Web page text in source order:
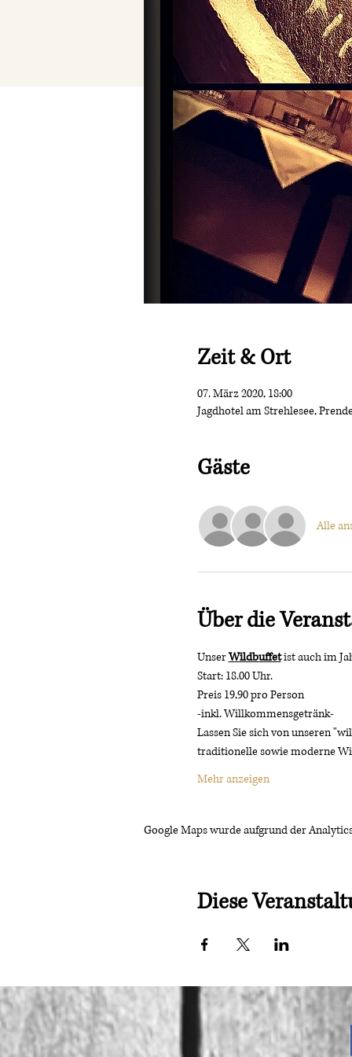
Zeit & Ort
07. März 2020, 18:00
Jagdhotel am Strehlesee,
Gäste
Alle
Über die
Unser Wildbuffet ist auch im
Start: 18.00 Uhr.
Preis 19,90 pro Person
-inkl. Willkommensgetränk-
Lassen Sie sich von unseren
traditionelle sowie moderne
Mehr anzeigen
Google Maps wurde aufgrund der
Diese